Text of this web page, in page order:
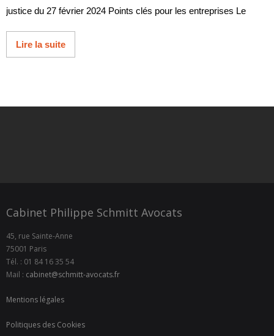
justice du 27 février 2024 Points clés pour les entreprises Le
Lire la suite
Cabinet Philippe Schmitt Avocats
45, rue Sainte-Anne
75001 Paris
Tél. : 01 84 16 35 54
Mail : cabinet@schmitt-avocats.fr
Mentions légales
Politiques des Cookies